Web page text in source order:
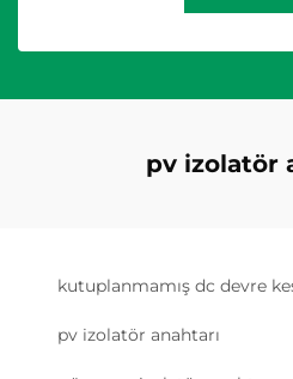
pv izolatör
kutuplanmamış dc devre
pv izolatör anahtarı